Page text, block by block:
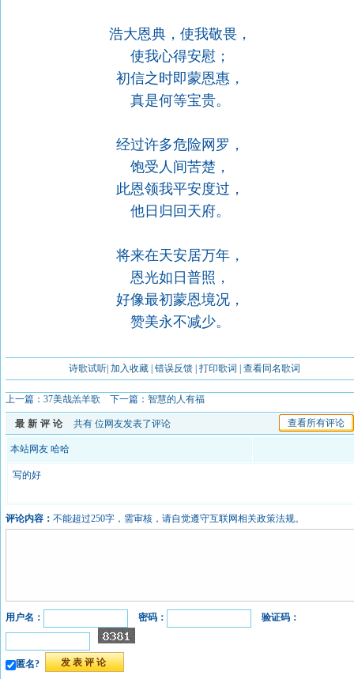
浩大恩典，使我敬畏，
使我心得安慰；
初信之时即蒙恩惠，
真是何等宝贵。
经过许多危险网罗，
饱受人间苦楚，
此恩领我平安度过，
他日归回天府。
将来在天安居万年，
恩光如日普照，
好像最初蒙恩境况，
赞美永不减少。
诗歌试听 |加入收藏 |错误反馈 |打印歌词 |查看同名歌词
上一篇：37美哉羔羊歌 下一篇：智慧的人有福
最新评论 共有位网友发表了评论 查看所有评论
本站网友 哈哈
写的好
评论内容：不能超过250字，需审核，请自觉遵守互联网相关政策法规。
用户名： 密码： 验证码：
匿名?